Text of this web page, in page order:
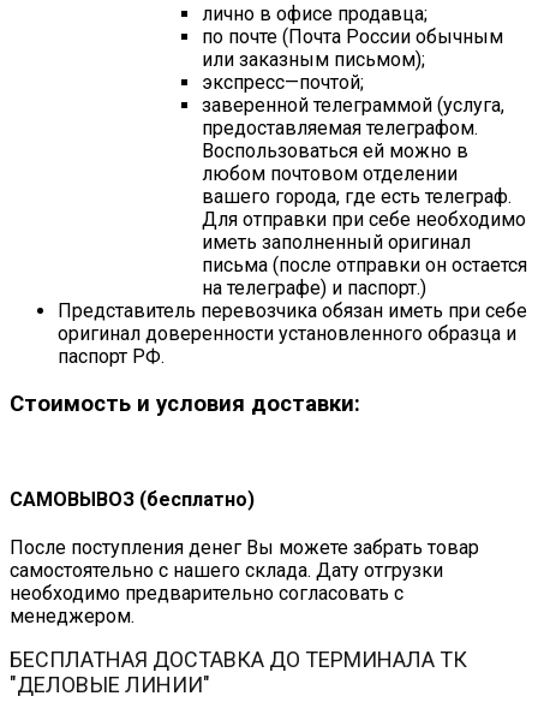
лично в офисе продавца;
по почте (Почта России обычным
или заказным письмом);
экспресс—почтой;
заверенной телеграммой (услуга,
предоставляемая телеграфом.
Воспользоваться ей можно в
любом почтовом отделении
вашего города, где есть телеграф.
Для отправки при себе необходимо
иметь заполненный оригинал
письма (после отправки он остается
на телеграфе) и паспорт.)
Представитель перевозчика обязан иметь при себе
оригинал доверенности установленного образца и
паспорт РФ.
Стоимость и условия доставки:
САМОВЫВОЗ (бесплатно)
После поступления денег Вы можете забрать товар
самостоятельно с нашего склада. Дату отгрузки
необходимо предварительно согласовать с
менеджером.
БЕСПЛАТНАЯ ДОСТАВКА ДО ТЕРМИНАЛА ТК
"ДЕЛОВЫЕ ЛИНИИ"